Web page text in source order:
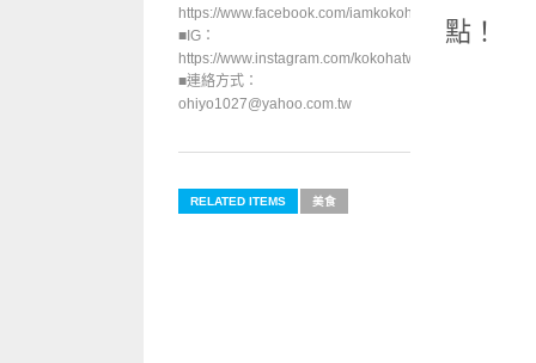
點！
https://www.facebook.com/iamkokoha/
■IG：
https://www.instagram.com/kokohatw/
■連絡方式：
ohiyo1027@yahoo.com.tw
RELATED ITEMS 美食